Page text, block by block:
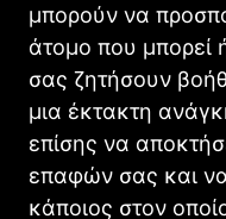
μπορούν να
άτομο που μπορεί
σας ζητήσουν
μια έκτακτη
επίσης να
επαφών σας και να
κάποιος στον